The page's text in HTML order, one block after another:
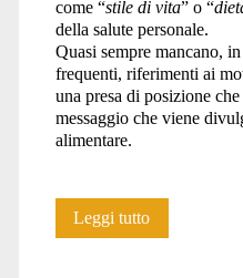
come “stile di vita” o “
della salute personale.
Quasi sempre mancano,
frequenti, riferimenti ai
una presa di posizione
messaggio che viene
alimentare.
Leggi tuttoTu